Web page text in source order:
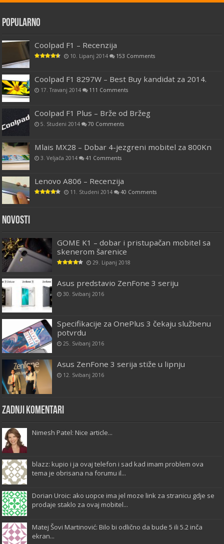
Popularno
Coolpad F1 – Recenzija
10. Lipanj 2014 153 Comments
Coolpad F1 8297W – Best Buy kandidat za 2014.
17. Travanj 2014 111 Comments
Coolpad F1 Plus – Brže od Bržeg
5. Studeni 2014 70 Comments
Mlais MX28 – Dobar 4-jezgreni mobitel za 800Kn
3. Veljača 2014 41 Comments
Lenovo A806 – Recenzija
11. Studeni 2014 40 Comments
Novosti
GOME K1 – dobar i pristupačan mobitel sa
skenerom šarenice
29. Lipanj 2018
Asus predstavio ZenFone 3 seriju
30. Svibanj 2016
Specifikacije za OnePlus 3 čekaju službenu
potvrdu
25. Svibanj 2016
Asus ZenFone 3 serija stiže u lipnju
12. Svibanj 2016
Zadnji komentari
Nimesh Patel: Nice article...
blazz: kupio i ja ovaj telefon i sad kad imam problem ova
tema je obrisana na forumu il...
Dorian Uroic: ako uopce ima jel moze link za stranicu gdje se
prodaje staklo za ovaj mobitel...
Matej Šovi Martinović: Bilo bi odlično da bude 5 ili 5.2 inča
ekran...